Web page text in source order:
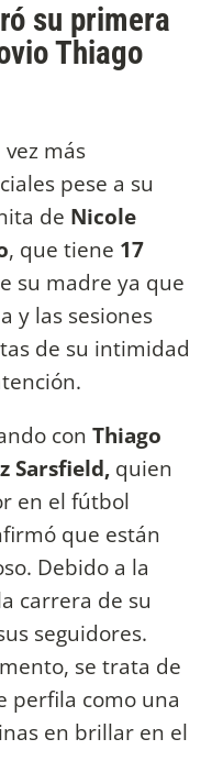
su primera
Thiago
más
pese a su
de Nicole
, que tiene 17
su madre ya que
y las sesiones
de su intimidad
con Thiago
Sarsfield, quien
en el fútbol
que están
Debido a la
carrera de su
seguidores.
se trata de
perfila como una
en brillar en el